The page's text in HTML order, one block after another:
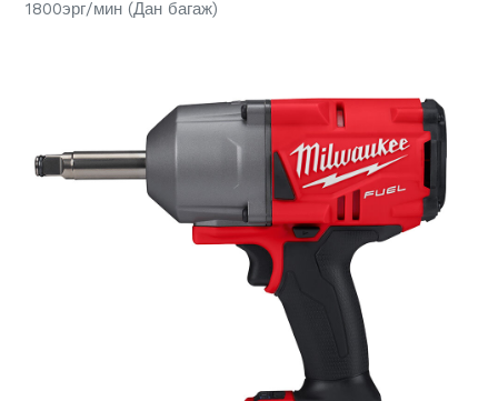
1800эрг/мин (Дан багаж)